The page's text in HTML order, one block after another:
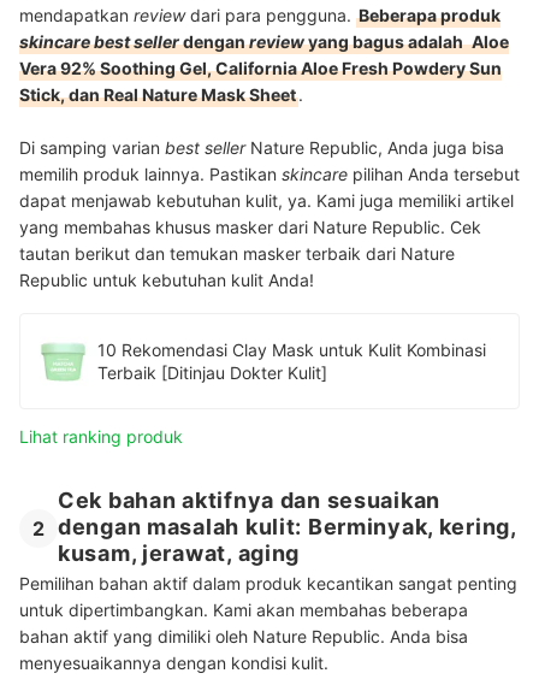
mendapatkan reviewdari para pengguna. Beberapa produk
skincarebest sellerdenganreviewyang bagus adalah Aloe
Vera 92% Soothing Gel, California Aloe Fresh Powdery Sun
Stick, dan Real Nature Mask Sheet.
Di samping varian best seller Nature Republic, Anda juga bisa
memilih produk lainnya. Pastikan skincare pilihan Anda tersebut
dapat menjawab kebutuhan kulit, ya. Kami juga memiliki artikel
yang membahas khusus masker dari Nature Republic. Cek
tautan berikut dan temukan masker terbaik dari Nature
Republic untuk kebutuhan kulit Anda!
10 Rekomendasi Clay Mask untuk Kulit Kombinasi
Terbaik [Ditinjau Dokter Kulit]
Lihat ranking produk
2
Cek bahan aktifnya dan sesuaikan
dengan masalah kulit: Berminyak, kering,
kusam, jerawat, aging
Pemilihan bahan aktif dalam produk kecantikan sangat penting
untuk dipertimbangkan. Kami akan membahas beberapa
bahan aktif yang dimiliki oleh Nature Republic. Anda bisa
menyesuaikannya dengan kondisi kulit.